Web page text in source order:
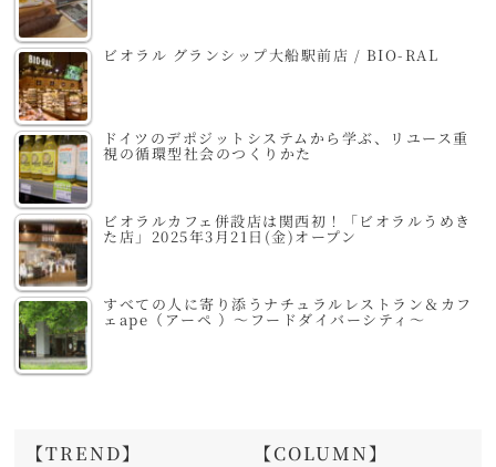
ビオラル グランシップ大船駅前店 / BIO-RAL
ドイツのデポジットシステムから学ぶ、リユース重
視の循環型社会のつくりかた
ビオラルカフェ併設店は関西初！「ビオラルうめき
た店」2025年3月21日(金)オープン
すべての人に寄り添うナチュラルレストラン＆カフ
ェape（アーペ ）～フードダイバーシティ～
【TREND】 【COLUMN】